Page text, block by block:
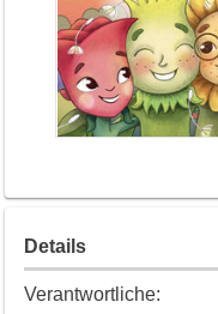
Details
Verantwortliche: